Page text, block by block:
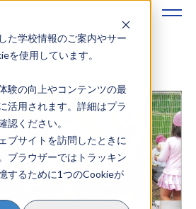
た学校情報のご案内やサー
を使用しています。
験の向上やコンテンツの最
活用されます。詳細はプラ
認ください。
ブサイトを訪問したときに
ブラウザーではトラッキン
するために1つのCookieが
すすめかた
とは